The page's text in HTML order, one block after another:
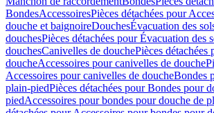
BondesAccessoiresPièces détachées pour
douche et baignoireDouchesÉvacuation des
douchesPièces détachées pour Évacuation des
douchesCanivelles de douchePièces
doucheAccessoires pour canivelles de douche
Accessoires pour canivelles de doucheBondes
plain-piedPièces détachées pour Bondes pour
piedAccessoires pour bondes pour douche de